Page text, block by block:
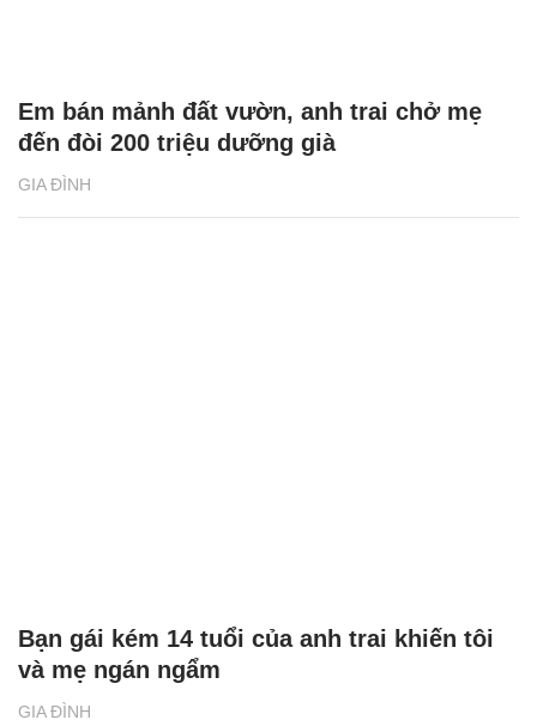
GIA ĐÌNH
Em bán mảnh đất vườn, anh trai chở mẹ
đến đòi 200 triệu dưỡng già
GIA ĐÌNH
Bạn gái kém 14 tuổi của anh trai khiến tôi
và mẹ ngán ngẩm